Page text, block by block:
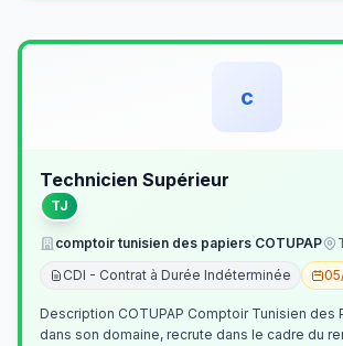
c
Technicien Supérieur
TJ
comptoir tunisien des papiers COTUPAP
CDI - Contrat à Durée Indéterminée
Description COTUPAP Comptoir Tunisien des
dans son domaine, recrute dans le cadre du